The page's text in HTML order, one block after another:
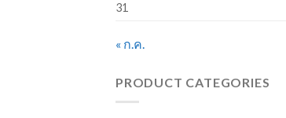
31
« ก.ค.
PRODUCT CATEGORIES